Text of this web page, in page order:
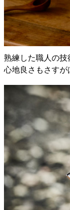
熟練した職人の
心地良さもさすが